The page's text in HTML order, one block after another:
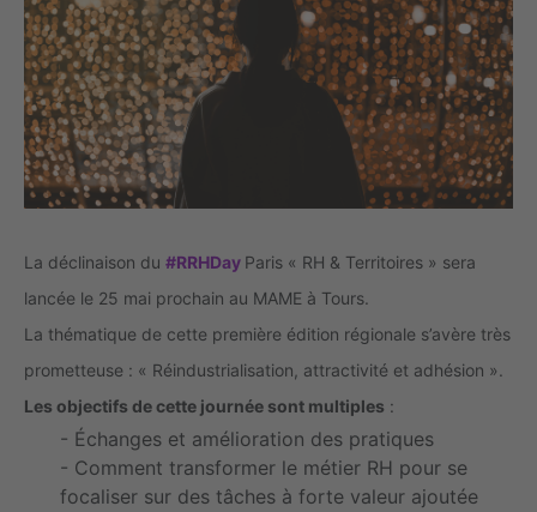
La déclinaison du #RRHDay Paris « RH & Territoires » sera
lancée le 25 mai prochain au MAME à Tours.
La thématique de cette première édition régionale s’avère très
prometteuse : « Réindustrialisation, attractivité et adhésion ».
Les objectifs de cette journée sont multiples :
- Échanges et amélioration des pratiques
- Comment transformer le métier RH pour se
focaliser sur des tâches à forte valeur ajoutée